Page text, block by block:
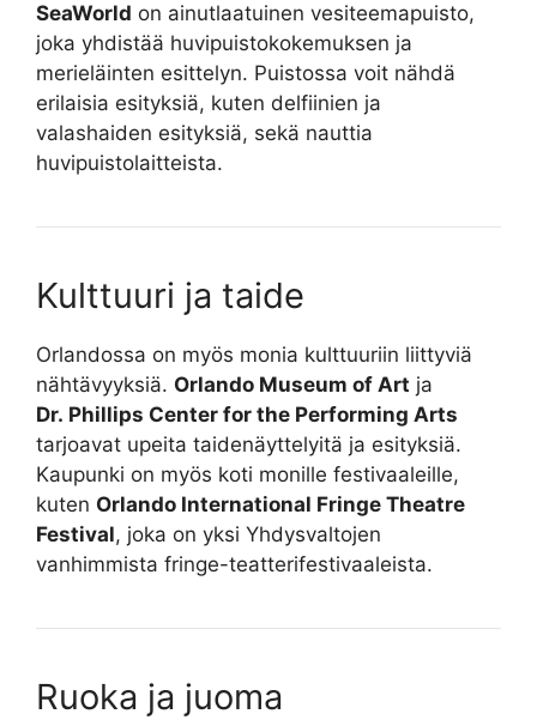
SeaWorld on ainutlaatuinen vesiteemapuisto,
joka yhdistää huvipuistokokemuksen ja
merieläinten esittelyn. Puistossa voit nähdä
erilaisia esityksiä, kuten delfiinien ja
valashaiden esityksiä, sekä nauttia
huvipuistolaitteista.
Kulttuuri ja taide
Orlandossa on myös monia kulttuuriin liittyviä
nähtävyyksiä. Orlando Museum of Art ja
Dr. Phillips Center for the Performing Arts
tarjoavat upeita taidenäyttelyitä ja esityksiä.
Kaupunki on myös koti monille festivaaleille,
kuten Orlando International Fringe Theatre
Festival, joka on yksi Yhdysvaltojen
vanhimmista fringe-teatterifestivaaleista.
Ruoka ja juoma